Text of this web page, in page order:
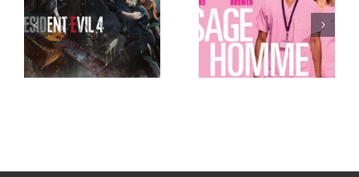
Jeu video :
Resident Evil
4
Cinéma :
Sage-Homme